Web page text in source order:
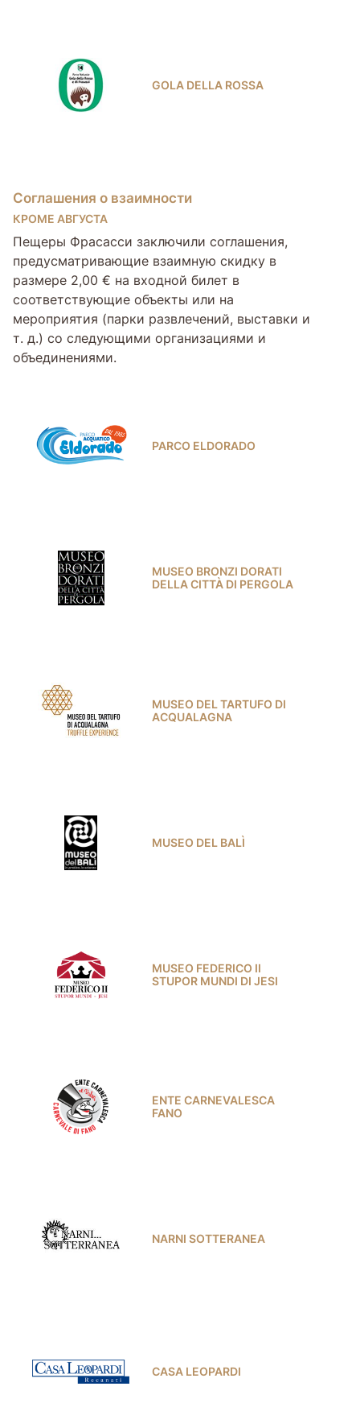
GOLA DELLA ROSSA
Соглашения о взаимности
КРОМЕ АВГУСТА
Пещеры Фрасасси заключили соглашения,
предусматривающие взаимную скидку в
размере 2,00 € на входной билет в
соответствующие объекты или на
мероприятия (парки развлечений, выставки и
т. д.) со следующими организациями и
объединениями.
PARCO ELDORADO
MUSEO BRONZI DORATI
DELLA CITTÀ DI PERGOLA
MUSEO DEL TARTUFO DI
ACQUALAGNA
MUSEO DEL BALÌ
MUSEO FEDERICO II
STUPOR MUNDI DI JESI
ENTE CARNEVALESCA
FANO
NARNI SOTTERANEA
CASA LEOPARDI